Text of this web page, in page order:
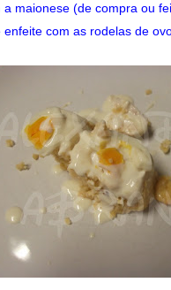
maionese (de compra ou
com as rodelas de